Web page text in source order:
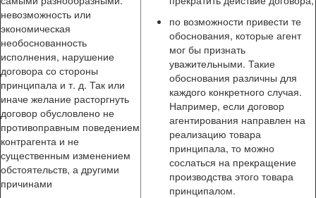
невозможность или
экономическая
необоснованность
исполнения, нарушение
договора со стороны
принципала и т. д. Так или
иначе желание расторгнуть
договор обусловлено не
противоправным поведением
контрагента и не
существенным изменением
обстоятельств, а другими
причинами
по возможности привести те
обоснования, которые агент
мог бы признать
уважительными. Такие
обоснования различны для
каждого конкретного случая.
Например, если договор
агентирования направлен на
реализацию товара
принципала, то можно
сослаться на прекращение
производства этого товара
принципалом.